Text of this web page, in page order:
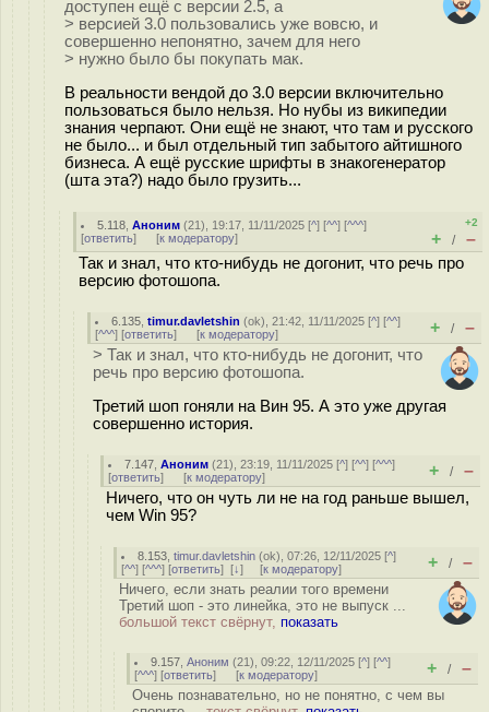
доступен ещё с версии 2.5, а
> версией 3.0 пользовались уже вовсю, и
совершенно непонятно, зачем для него
> нужно было бы покупать мак.
В реальности вендой до 3.0 версии включительно
пользоваться было нельзя. Но нубы из википедии
знания черпают. Они ещё не знают, что там и русского
не было... и был отдельный тип забытого айтишного
бизнеса. А ещё русские шрифты в знакогенератор
(шта эта?) надо было грузить...
5.118 ,Аноним (21), 19:17, 11/11/2025 [^] [^^] [^^^]
[ответить] [к модератору]
+2
+ / –
Так и знал, что кто-нибудь не догонит, что речь про
версию фотошопа.
6.135 ,timur.davletshin (ok), 21:42, 11/11/2025 [^] [^^]
[^^^] [ответить] [к модератору] + / –
> Так и знал, что кто-нибудь не догонит, что
речь про версию фотошопа.
Третий шоп гоняли на Вин 95. А это уже другая
совершенно история.
7.147 ,Аноним (21), 23:19, 11/11/2025 [^] [^^] [^^^]
[ответить] [к модератору] + / –
Ничего, что он чуть ли не на год раньше вышел,
чем Win 95?
8.153 ,timur.davletshin (ok), 07:26, 12/11/2025 [^]
[^^] [^^^] [ответить] [↓] [к модератору] + / –
Ничего, если знать реалии того времени
Третий шоп - это линейка, это не выпуск ...
большой текст свёрнут, показать
9.157 ,Аноним (21), 09:22, 12/11/2025 [^] [^^]
[^^^] [ответить] [к модератору] + / –
Очень познавательно, но не понятно, с чем вы